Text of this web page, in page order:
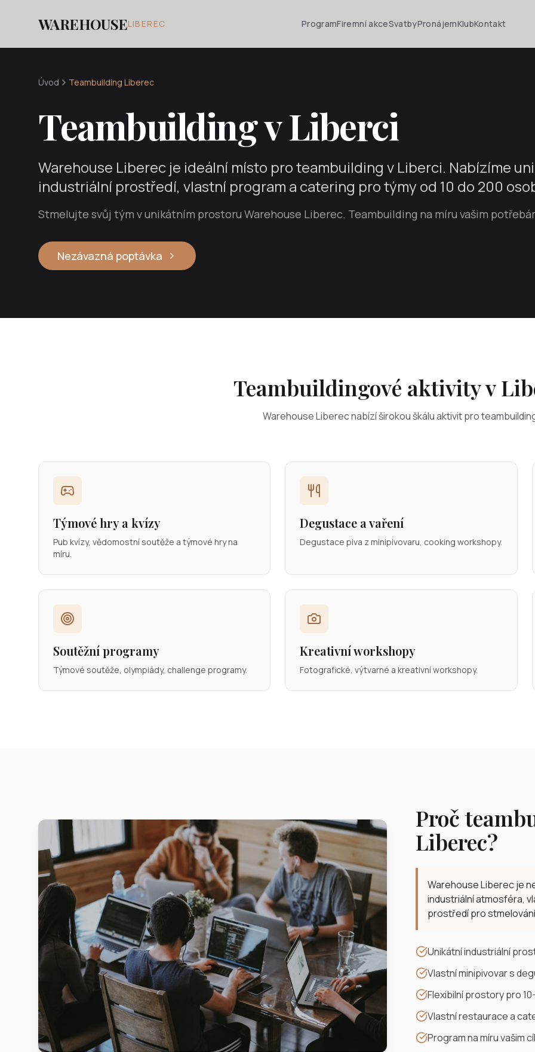
WAREHOUSELIBEREC ProgramFiremní akceSvatbyPronájemKlubKontakt
Úvod Teambuilding Liberec
Teambuilding v Liberci
Warehouse Liberec je ideální místo pro teambuilding v Liberci. Nabízíme
industriální prostředí, vlastní program a catering pro týmy od 10 do 200
Stmelujte svůj tým v unikátním prostoru Warehouse Liberec. Teambuilding na míru vašim
Nezávazná poptávka
Teambuildingové aktivity v
Warehouse Liberec nabízí širokou škálu aktivit pro
Týmové hry a kvízy
Pub kvízy, vědomostní soutěže a týmové hry na
míru.
Degustace a vaření
Degustace piva z minipivovaru, cooking workshopy.
Soutěžní programy
Týmové soutěže, olympiády, challenge programy.
Kreativní workshopy
Fotografické, výtvarné a kreativní workshopy.
Proč
Liberec?
Warehouse Liberec je
industriální atmosféra,
prostředí pro
Unikátní industriální
Vlastní minipivovar s
Flexibilní prostory pro
Vlastní restaurace a
Program na míru vašim